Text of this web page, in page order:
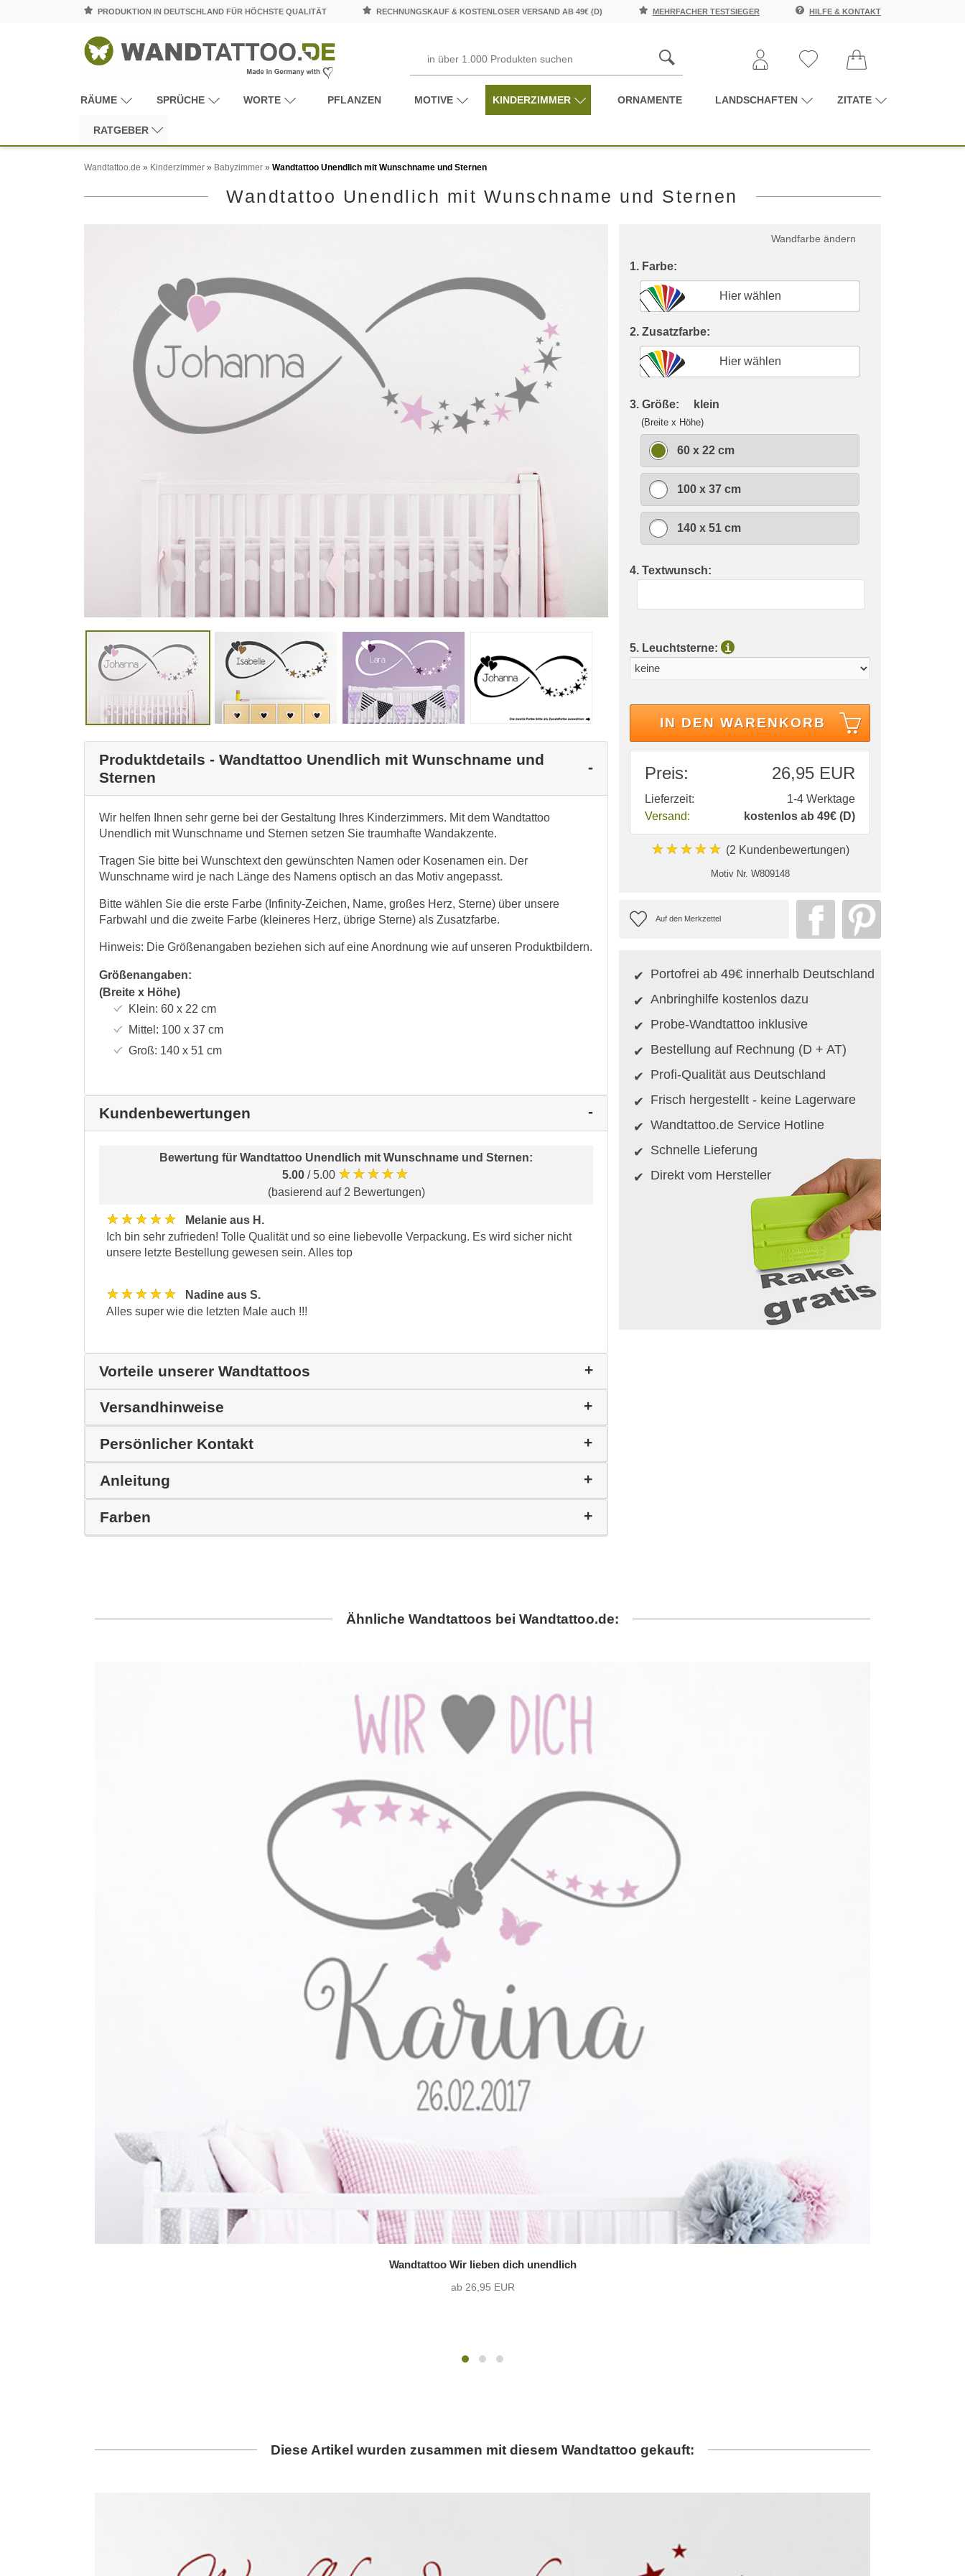
PRODUKTION IN DEUTSCHLAND FÜR HÖCHSTE QUALITÄT RECHNUNGSKAUF & KOSTENLOSER VERSAND AB 49€ (D) MEHRFACHER TESTSIEGER HILFE & KONTAKT
RÄUME SPRÜCHE WORTE PFLANZEN MOTIVE KINDERZIMMER ORNAMENTE LANDSCHAFTEN ZITATE
RATGEBER
Wandtattoo.de » Kinderzimmer » Babyzimmer » Wandtattoo Unendlich mit Wunschname und Sternen
Wandtattoo Unendlich mit Wunschname und Sternen
Produktdetails - Wandtattoo Unendlich mit Wunschname und
Sternen
Wir helfen Ihnen sehr gerne bei der Gestaltung Ihres Kinderzimmers. Mit dem Wandtattoo
Unendlich mit Wunschname und Sternen setzen Sie traumhafte Wandakzente.
Tragen Sie bitte bei Wunschtext den gewünschten Namen oder Kosenamen ein. Der
Wunschname wird je nach Länge des Namens optisch an das Motiv angepasst.
Bitte wählen Sie die erste Farbe (Infinity-Zeichen, Name, großes Herz, Sterne) über unsere
Farbwahl und die zweite Farbe (kleineres Herz, übrige Sterne) als Zusatzfarbe.
Hinweis: Die Größenangaben beziehen sich auf eine Anordnung wie auf unseren Produktbildern.
Größenangaben:
(Breite x Höhe)
Klein: 60 x 22 cm
Mittel: 100 x 37 cm
Groß: 140 x 51 cm
Kundenbewertungen
Bewertung für Wandtattoo Unendlich mit Wunschname und Sternen:
5.00 / 5.00 ★★★★★
(basierend auf 2 Bewertungen)
★★★★★
Melanie aus H.
Ich bin sehr zufrieden! Tolle Qualität und so eine liebevolle Verpackung. Es wird sicher nicht
unsere letzte Bestellung gewesen sein. Alles top
★★★★★
Nadine aus S.
Alles super wie die letzten Male auch !!!
Vorteile unserer Wandtattoos
Versandhinweise
Persönlicher Kontakt
Anleitung
Farben
Wandfarbe ändern
1. Farbe:
Hier wählen
2. Zusatzfarbe:
Hier wählen
3. Größe: klein
(Breite x Höhe)
60 x 22 cm
100 x 37 cm
140 x 51 cm
4. Textwunsch:
5. Leuchtsterne: i
IN DEN WARENKORB
Preis: 26,95 EUR
Lieferzeit:
1-4 Werktage
Versand:
kostenlos ab 49€ (D)
★★★★★ (2 Kundenbewertungen)
Motiv Nr. W809148
Portofrei ab 49€ innerhalb Deutschland
Anbringhilfe kostenlos dazu
Probe-Wandtattoo inklusive
Bestellung auf Rechnung (D + AT)
Profi-Qualität aus Deutschland
Frisch hergestellt - keine Lagerware
Wandtattoo.de Service Hotline
Schnelle Lieferung
Direkt vom Hersteller
Ähnliche Wandtattoos bei Wandtattoo.de:
Wandtattoo Wir lieben dich unendlich
ab 26,95 EUR
Diese Artikel wurden zusammen mit diesem Wandtattoo gekauft: